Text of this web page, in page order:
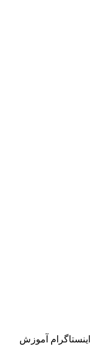
آموزش